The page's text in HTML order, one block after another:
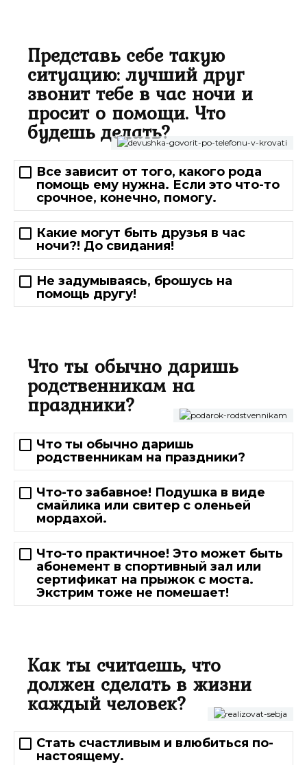
Представь себе такую
ситуацию: лучший друг
звонит тебе в час ночи и
просит о помощи. Что
будешь делать?
Все зависит от того, какого рода
помощь ему нужна. Если это что-то
срочное, конечно, помогу.
Какие могут быть друзья в час
ночи?! До свидания!
Не задумываясь, брошусь на
помощь другу!
Что ты обычно даришь
родственникам на
праздники?
Что ты обычно даришь
родственникам на праздники?
Что-то забавное! Подушка в виде
смайлика или свитер с оленьей
мордахой.
Что-то практичное! Это может быть
абонемент в спортивный зал или
сертификат на прыжок с моста.
Экстрим тоже не помешает!
Как ты считаешь, что
должен сделать в жизни
каждый человек?
Стать счастливым и влюбиться по-
настоящему.